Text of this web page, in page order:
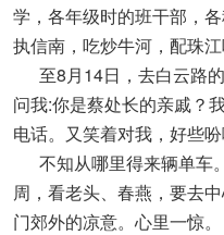
学，各年级时的班干部，
执信南，吃炒牛河，配珠江
至8月14日，去白云路
问我:你是蔡处长的亲戚？
电话。又笑着对我，好些吩
不知从哪里得来辆单车
周，看老头、春燕，要去
门郊外的凉意。心里一惊。